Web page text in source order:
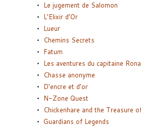
Le jugement de Salomon
L’Elixir d’Or
Lueur
Chemins Secrets
Fatum
Les aventures du capitaine
Chasse anonyme
D’encre et d’or
N-Zone Quest
Chickenhare and the Treasure
Guardians of Legends